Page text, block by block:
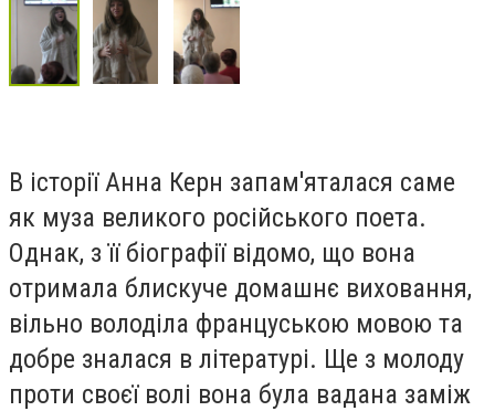
В історії Анна Керн запам'яталася саме
як муза великого російського поета.
Однак, з її біографії відомо, що вона
отримала блискуче домашнє виховання,
вільно володіла француською мовою та
добре зналася в літературі. Ще з молоду
проти своєї волі вона була вадана заміж